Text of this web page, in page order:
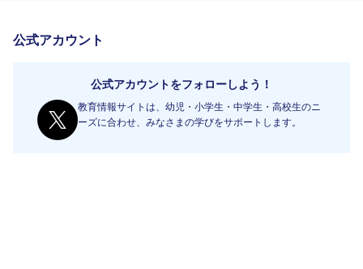
公式アカウント
公式アカウントをフォローしよう！
教育情報サイトは、幼児・小学生・中学生・高校生のニ
ーズに合わせ、みなさまの学びをサポートします。